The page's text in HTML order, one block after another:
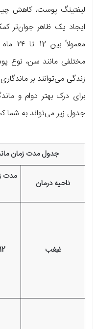
لیفتینگ پوست، کاهش
ایجاد یک ظاهر جوان‌تر
مختلفی مانند سن، نوع
زندگی می‌توانند بر ماندگاری
برای درک بهتر دوام و
جدول زیر می‌تواند به شما
جدول مدت زمان
ناحیه درمان
مدت
غبغب 12 تا 24 ماه